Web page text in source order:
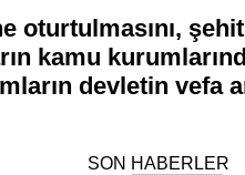
şehit
kamu
devletin vefa
SON HABERLER